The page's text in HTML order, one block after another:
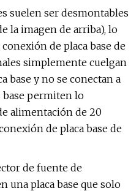
suelen ser desmontables
la imagen de arriba), lo
de placa base de
simplemente cuelgan
base y no se conectan a
base permiten lo
alimentación de 20
de placa base de
de fuente de
una placa base que solo